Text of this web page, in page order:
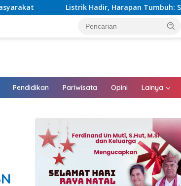
Harapan Tumbuh: Sinergi Kementerian dan
Pendidikan Pariwisata Opini Lainya